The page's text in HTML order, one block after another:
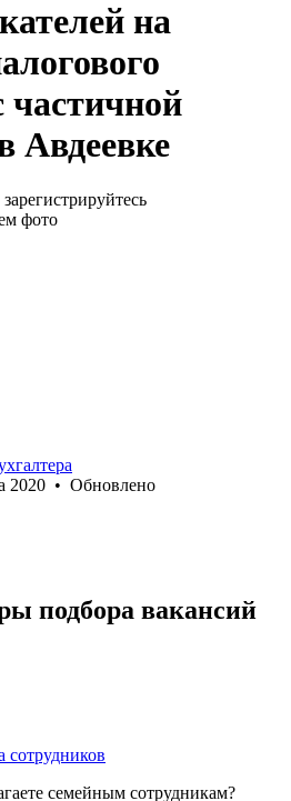
на
частичной
Авдеевке
фото
2020 • Обновлено
подбора вакансий
сотрудников
семейным сотрудникам?